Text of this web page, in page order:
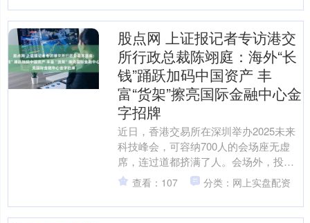
股点网 上证报记者专访港交
所行政总裁陈翊庭：海外“长
钱”踊跃加码中国资产 丰
富“货架”擦亮国际金融中心金
字招牌
近日，香港交易所在深圳举办2025未来
科技峰会，可容纳700人的会场座无虚
席，连过道都挤满了人。会场外，投资
机构搭建的展台前也围满了投资者。 这
幅热闹的景象，正....
查看：107 分类：网上实盘配资